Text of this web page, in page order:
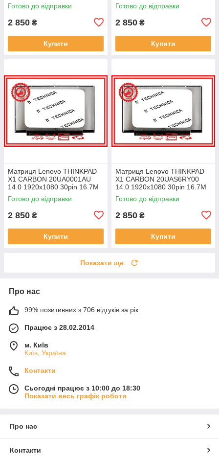
45% NTSC 300 cd/m² для
ноутбука
Готово до відправки
2 850 ₴
Купити
45% NTSC 300 cd/m² для
ноутбука
Готово до відправки
2 850 ₴
Купити
Матриця Lenovo THINKPAD
X1 CARBON 20UA0001AU
14.0 1920x1080 30pin 16.7M
45% NTSC 300 cd/m² для
ноутбука
Готово до відправки
2 850 ₴
Купити
Матриця Lenovo THINKPAD
X1 CARBON 20UAS6RY00
14.0 1920x1080 30pin 16.7M
45% NTSC 300 cd/m² для
ноутбука
Готово до відправки
2 850 ₴
Купити
Показати ще
Про нас
99% позитивних з 706 відгуків за рік
Працює з 28.02.2014
м. Київ
Київ, Україна
Контакти
Сьогодні працює з 10:00 до 18:30
Показати весь графік роботи
Про нас
Контакти